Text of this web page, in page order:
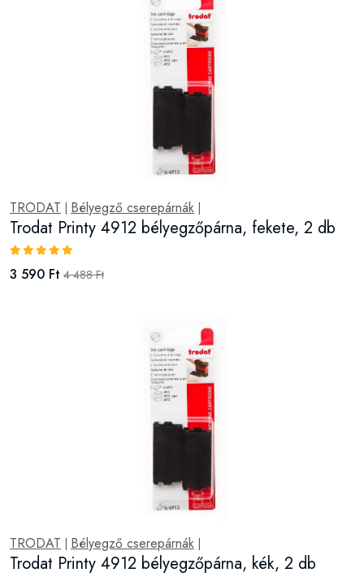
TRODAT Bélyegző cserepárnák
Trodat Printy 4912 bélyegzőpárna, fekete, 2 db
3 590 Ft 4 488 Ft
TRODAT Bélyegző cserepárnák
Trodat Printy 4912 bélyegzőpárna, kék, 2 db